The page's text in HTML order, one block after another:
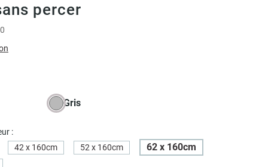
percer
Gris
:
42 x 160cm
52 x 160cm 62 x 160cm